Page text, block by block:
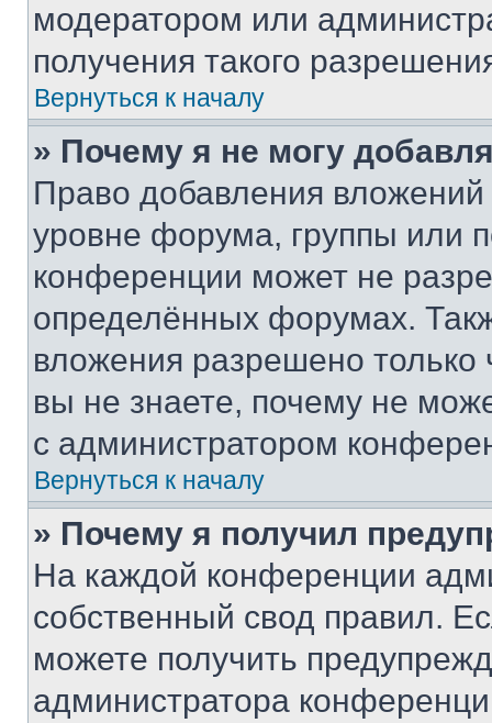
модератором или
получения такого
Вернуться к началу
» Почему я не могу
Право добавления
уровне форума, группы или
конференции может не
определённых форумах.
вложения разрешено
вы не знаете, почему не
с администратором
Вернуться к началу
» Почему я получил
На каждой конференции
собственный свод правил.
можете получить
администратора